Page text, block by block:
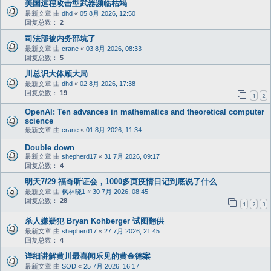
美国远程攻击型武器濒临枯竭
最新文章 由 dhd « 05 8月 2026, 12:50
回复总数： 2
司法部被内务部坑了
最新文章 由 crane « 03 8月 2026, 08:33
回复总数： 5
川总识大体顾大局
最新文章 由 dhd « 02 8月 2026, 17:38
回复总数： 19 1 2
OpenAI: Ten advances in mathematics and theoretical computer
science
最新文章 由 crane « 01 8月 2026, 11:34
Double down
最新文章 由 shepherd17 « 31 7月 2026, 09:17
回复总数： 4
明天7/29 福奇听证会，1000多页疫情日记到底说了什么
最新文章 由 枫林晓1 « 30 7月 2026, 08:45
回复总数： 28 1 2 3
杀人嫌疑犯 Bryan Kohberger 试图翻供
最新文章 由 shepherd17 « 27 7月 2026, 21:45
回复总数： 4
详细讲解黄川最喜闻乐见的黄金德案
最新文章 由 SOD « 25 7月 2026, 16:17